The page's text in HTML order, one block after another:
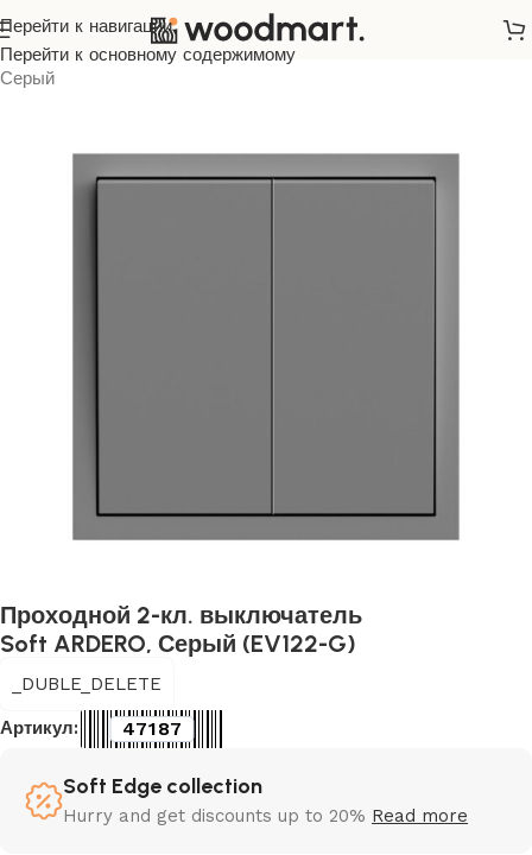
Перейти к навигации
Перейти к основному содержимому
Главная/ Розетки и выключатели/
Серый
Проходной 2-кл. выключатель
Soft ARDERO, Серый (EV122-G)
_DUBLE_DELETE
Артикул: 47187
Soft Edge collection
Hurry and get discounts up to 20% Read more